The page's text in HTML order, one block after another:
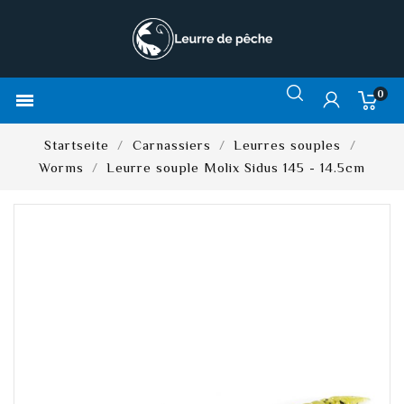
 0
Startseite Carnassiers
Leurres souples
Worms
Leurre souple Molix Sidus 145 - 14.5cm